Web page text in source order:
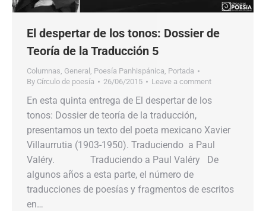
El despertar de los tonos: Dossier de
Teoría de la Traducción 5
Columnas, General , Poesía Panhispánica, Portada
By Círculo de poesía 26/06/2015 Leave a comment
En esta quinta entrega de El despertar de los
tonos: Dossier de teoría de la traducción,
presentamos un texto del poeta mexicano Xavier
Villaurrutia (1903-1950). Traduciendo a Paul
Valéry. Traduciendo a Paul Valéry De
algunos años a esta parte, el número de
traducciones de poesías y fragmentos de escritos
en…